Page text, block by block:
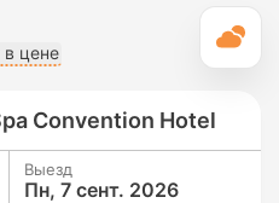
цене
Convention Hotel
Выезд
Пн, 7 сент. 2026